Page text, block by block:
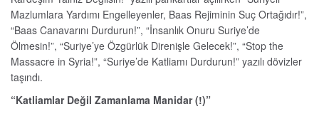
Mazlumlara Yardımı Engelleyenler, Baas Rejiminin Suç Ortağıdır!”,
“Baas Canavarını Durdurun!”, “İnsanlık Onuru Suriye’de
Ölmesin!”, “Suriye’ye Özgürlük Direnişle Gelecek!”, “Stop the
Massacre in Syria!”, “Suriye’de Katliamı Durdurun!” yazılı dövizler
taşındı.
“Katliamlar Değil Zamanlama Manidar (!)”